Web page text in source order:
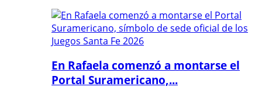
En Rafaela comenzó a montarse el
Portal Suramericano,...